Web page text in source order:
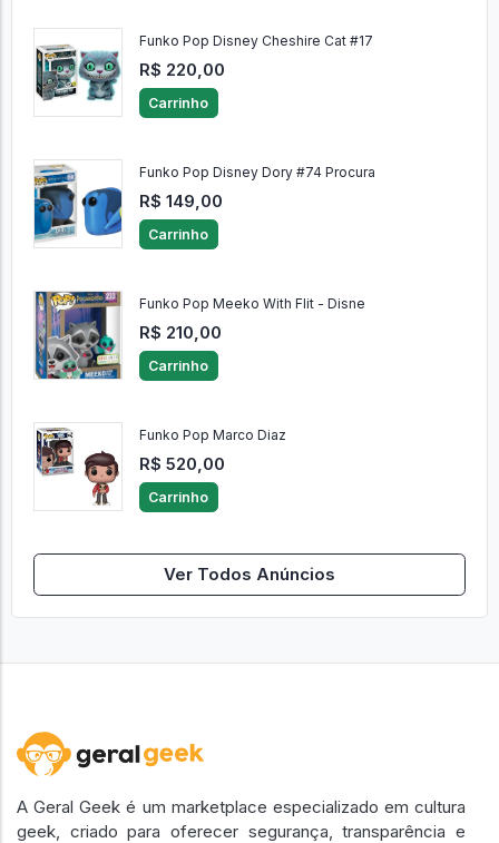
Funko Pop Disney Cheshire Cat #17
R$ 220,00
Carrinho
Funko Pop Disney Dory #74 Procura
R$ 149,00
Carrinho
Funko Pop Meeko With Flit - Disne
R$ 210,00
Carrinho
Funko Pop Marco Diaz
R$ 520,00
Carrinho
Ver Todos Anúncios
A Geral Geek é um marketplace especializado em cultura
geek, criado para oferecer segurança, transparência e